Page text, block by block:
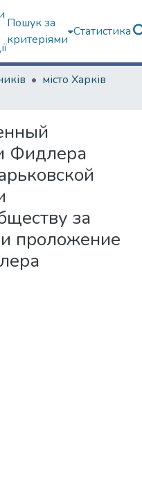
Пошук за
критеріями
Статистика
місто Харків
Фидлера
за
проложение